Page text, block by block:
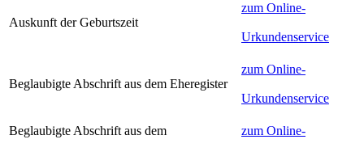
Auskunft der Geburtszeit
zum Online-
Urkundenservice
Beglaubigte Abschrift aus dem Eheregister
zum Online-
Urkundenservice
Beglaubigte Abschrift aus dem zum Online-